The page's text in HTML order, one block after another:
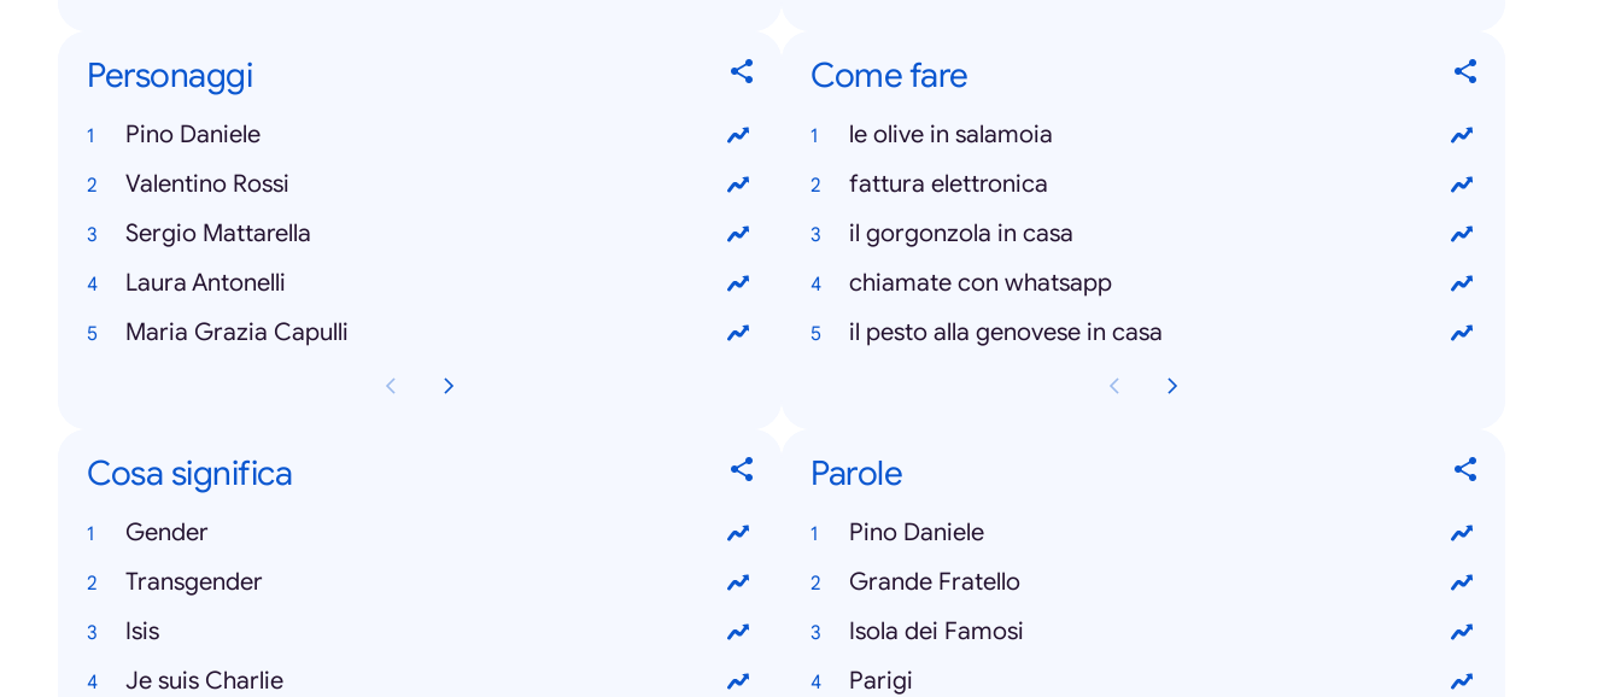
Personaggi
Pino Daniele
Valentino Rossi
Sergio Mattarella
Laura Antonelli
Maria Grazia Capulli
Come fare
le olive in salamoia
fattura elettronica
il gorgonzola in casa
chiamate con whatsapp
il pesto alla genovese in casa
Cosa significa
Gender
Transgender
Isis
Je suis Charlie
Parole
Pino Daniele
Grande Fratello
Isola dei Famosi
Parigi